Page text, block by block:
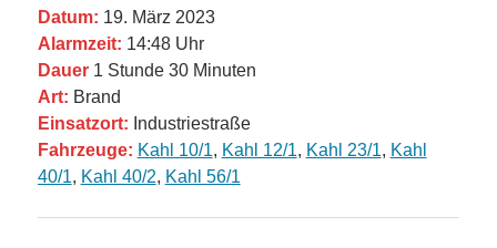
Datum: 19. März 2023
Alarmzeit: 14:48 Uhr
Dauer1 Stunde 30 Minuten
Art: Brand
Einsatzort: Industriestraße
Fahrzeuge: Kahl 10/1, Kahl 12/1, Kahl 23/1, Kahl
40/1, Kahl 40/2, Kahl 56/1